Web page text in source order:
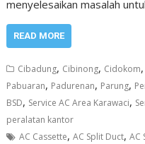
menyelesaikan masalah
READ MORE
Cibadung, Cibinong, Cidokom,
Pabuaran, Padurenan, Parung,
BSD, Service AC Area Karawaci,
peralatan kantor
AC Cassette,AC Split Duct,AC